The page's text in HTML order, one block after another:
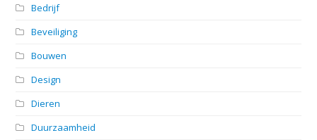
Bedrijf
Beveiliging
Bouwen
Design
Dieren
Duurzaamheid